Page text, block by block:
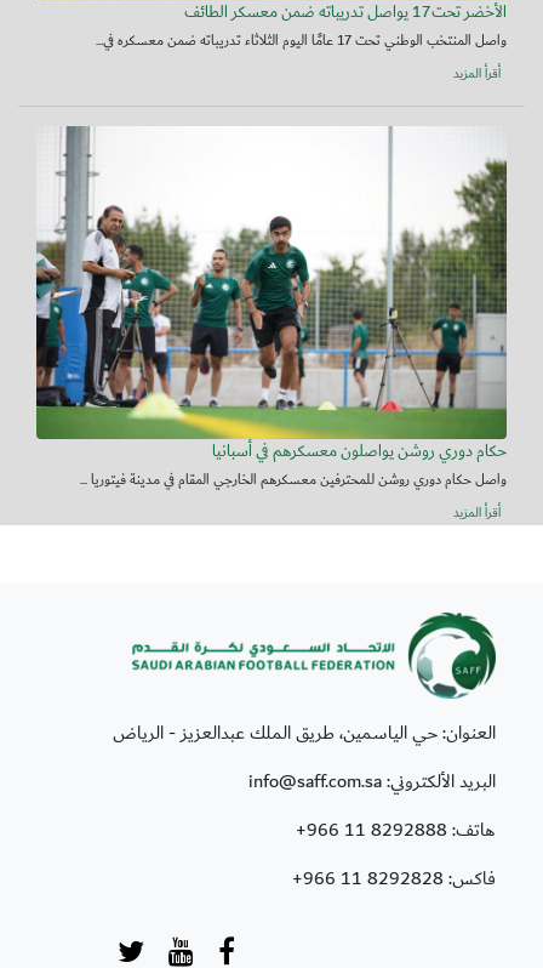
الأخضر تحت17 يواصل تدريباته ضمن معسكر الطائف
واصل المنتخب الوطني تحت 17 عامًا اليوم الثلاثاء تدريباته ضمن معسكره في...
أقرأ المزيد
حكام دوري روشن يواصلون معسكرهم في أسبانيا
واصل حكام دوري روشن للمحترفين معسكرهم الخارجي المقام في مدينة فيتوريا ...
أقرأ المزيد
العنوان: حي الياسمين، طريق الملك عبدالعزيز - الرياض
البريد الألكتروني: info@saff.com.sa
هاتف:+966 11 8292888
فاكس:+966 11 8292828